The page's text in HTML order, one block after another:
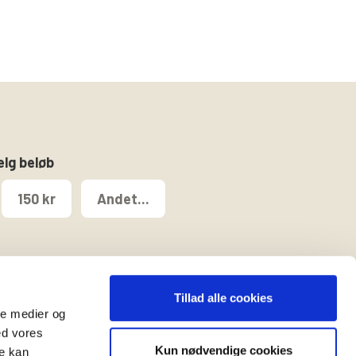
medier og
vores
kan
Tillad alle cookies
Kun nødvendige cookies
beløb
150 kr Andet...